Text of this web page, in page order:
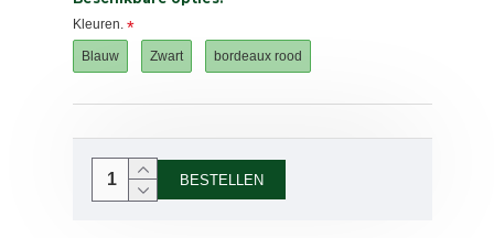
Kleuren.
Blauw Zwart bordeaux rood
BESTELLEN